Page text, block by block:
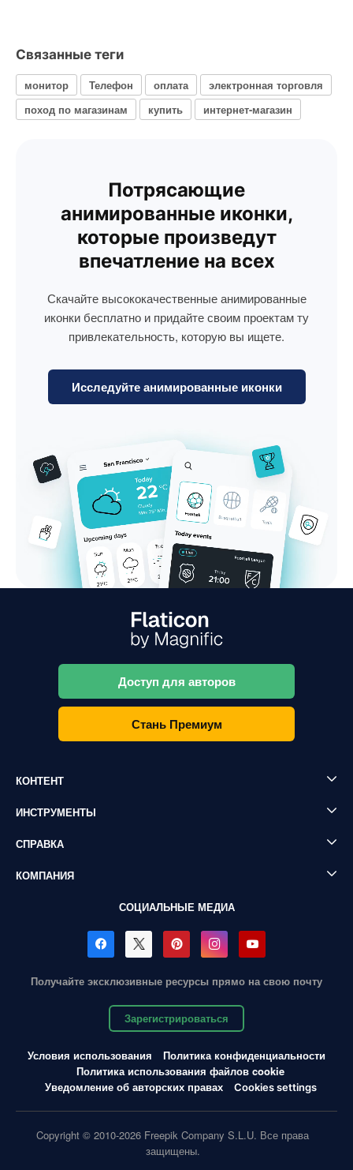
Связанные теги
монитор Телефон оплата
электронная торговля
поход по магазинам
купить интернет-магазин
Потрясающие
анимированные иконки,
которые произведут
впечатление на всех
Скачайте высококачественные анимированные
иконки бесплатно и придайте своим проектам ту
привлекательность, которую вы ищете.
Исследуйте анимированные иконки
Доступ для авторов
Стань Премиум
КОНТЕНТ
ИНСТРУМЕНТЫ
СПРАВКА
КОМПАНИЯ
СОЦИАЛЬНЫЕ МЕДИА
Получайте эксклюзивные ресурсы прямо на свою почту
Зарегистрироваться
Условия использования
Политика конфиденциальности
Политика использования файлов cookie
Уведомление об авторских правах
Cookies settings
Copyright © 2010-2026 Freepik Company S.L.U. Все права
защищены.